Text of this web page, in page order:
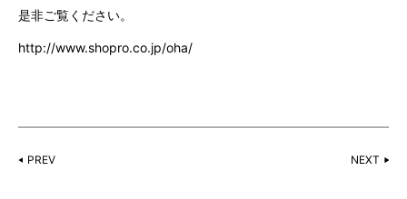
是非ご覧ください。
http://www.shopro.co.jp/oha/
PREV NEXT